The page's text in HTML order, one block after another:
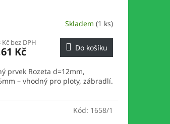
Skladem (1 ks)
Kč bez DPH
Kč Do košíku
prvek Rozeta d=12mm,
– vhodný pro ploty, zábradlí.
Kód: 1658/1